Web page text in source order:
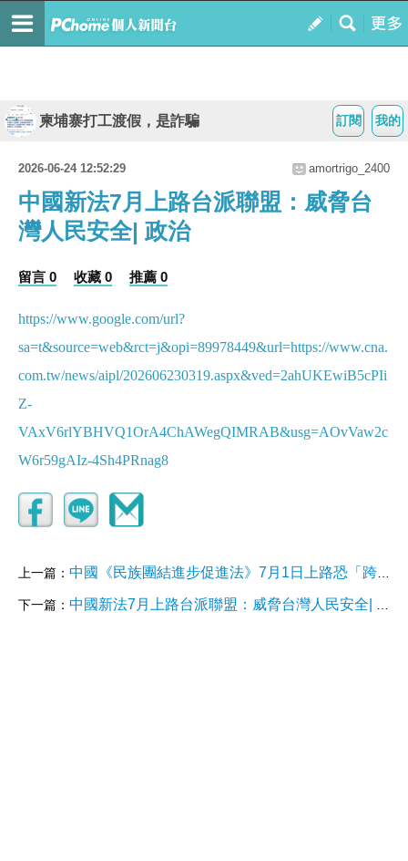
我的
訂閱
柬埔寨打工渡假，是詐騙
2026-06-24 12:52:29 amortrigo_2400
中國新法7月上路台派聯盟：威脅台
灣人民安全| 政治
留言 0 收藏 0 推薦 0
https://www.google.com/url?
sa=t&source=web&rct=j&opi=89978449&url=https://www.cna.
com.tw/news/aipl/202606230319.aspx&ved=2ahUKEwiB5cPIi
Z-
VAxV6rlYBHVQ1OrA4ChAWegQIMRAB&usg=AOvVaw2c
W6r59gAIz-4Sh4PRnag8
上一篇： 中國《民族團結進步促進法》7月1日上路恐「跨境執法」製造寒蟬效應
下一篇： 中國新法7月上路台派聯盟：威脅台灣人民安全| 政治